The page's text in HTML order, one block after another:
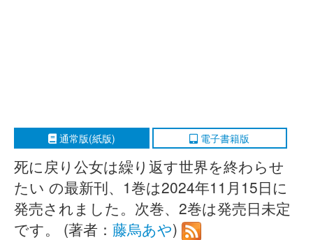
通常版(紙版) 電子書籍版
死に戻り公女は繰り返す世界を終わらせ
たい の最新刊、1巻は2024年11月15日に
発売されました。次巻、2巻は発売日未定
です。 (著者： 藤烏あや)